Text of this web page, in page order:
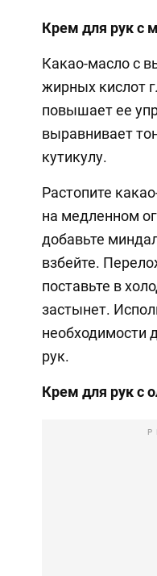
Крем для рук с
Какао-масло с
жирных кислот
повышает ее
выравнивает
кутикулу.
Растопите
на медленном
добавьте
взбейте.
поставьте в
застынет.
необходимости
рук.
Крем для рук с